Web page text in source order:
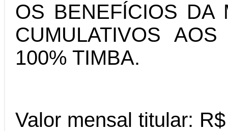
OS BENEFÍCIOS DA
CUMULATIVOS
100% TIMBA.
Valor mensal titular: